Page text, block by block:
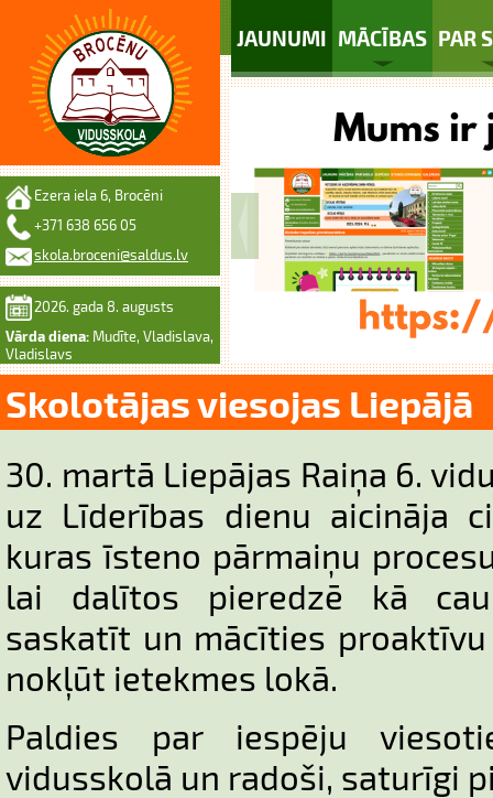
JAUNUMI MĀCĪBAS PAR
Ezera iela 6, Brocēni
+371 638 656 05
skola.broceni@saldus.lv
2026. gada 8. augusts
Vārda diena: Mudīte, Vladislava,
Vladislavs
Skolotājas viesojas Liepājā
30. martā Liepājas Raiņa 6.
uz Līderības dienu aicināja
kuras īsteno pārmaiņu
lai dalītos pieredzē kā
saskatīt un mācīties
nokļūt ietekmes lokā.
Paldies par iespēju
vidusskolā un radoši, saturīgi